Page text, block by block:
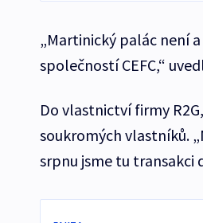
„Martinický palác není
společností CEFC,“
Do vlastnictví firmy
soukromých vlastníků.
srpnu jsme tu transakci